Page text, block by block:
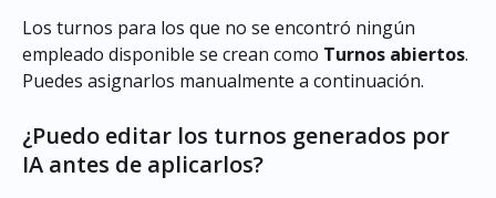
Los turnos para los que no se encontró ningún
empleado disponible se crean como Turnos abiertos.
Puedes asignarlos manualmente a continuación.
¿Puedo editar los turnos generados por
IA antes de aplicarlos?